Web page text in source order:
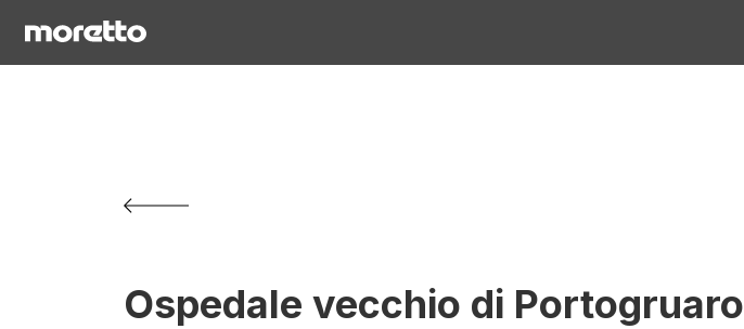
Ospedale vecchio di Portogruaro